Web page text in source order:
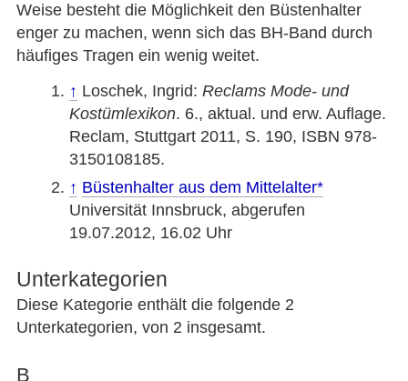
Weise besteht die Möglichkeit den Büstenhalter
enger zu machen, wenn sich das BH-Band durch
häufiges Tragen ein wenig weitet.
↑ Loschek, Ingrid: Reclams Mode- und
Kostümlexikon. 6., aktual. und erw. Auflage.
Reclam, Stuttgart 2011, S. 190, ISBN 978-
3150108185.
↑ Büstenhalter aus dem Mittelalter
Universität Innsbruck, abgerufen
19.07.2012, 16.02 Uhr
Unterkategorien
Diese Kategorie enthält die folgende 2
Unterkategorien, von 2 insgesamt.
B